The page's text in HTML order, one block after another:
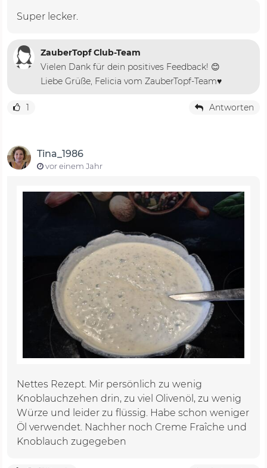
Super lecker.
ZauberTopf Club-Team
Vielen Dank für dein positives Feedback! 😊
Liebe Grüße, Felicia vom ZauberTopf-Team♥️
1 Antworten
Tina_1986
vor einem Jahr
Nettes Rezept. Mir persönlich zu wenig
Knoblauchzehen drin, zu viel Olivenöl, zu wenig
Würze und leider zu flüssig. Habe schon weniger
Öl verwendet. Nachher noch Creme Fraîche und
Knoblauch zugegeben